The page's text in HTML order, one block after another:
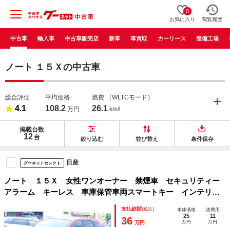
0
お気に入り 閲覧履歴
中古車 輸入車 中古車販売店 新車 車買取 カーリース 整備工場
ノート １５Ｘの中古車
総合評価
4.1
平均価格
108.2 万円
燃費 （WLTCモード）
26.1 km/l
掲載台数
12 台 絞り込む 並び替え 条件保存
グーネットセレクト 日産
ノート １５Ｘ 女性ワンオーナー 禁煙車 セキュリティー
アラーム キーレス 車庫保管車両スマートキー インテリジ
ェントキー ＡＢＳ エアバッグ 盗難防止システム キーフ
リー パワーウインドウ パワステ 衝突安全ボディ
支払総額(税込)
36 万円
本体価格
25
万円
諸費用
11
万円